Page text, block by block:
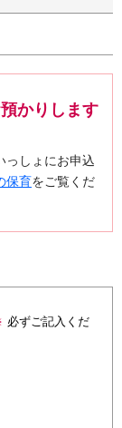
かりします
っしょにお申込
保育をご覧くだ
必ずご記入くだ